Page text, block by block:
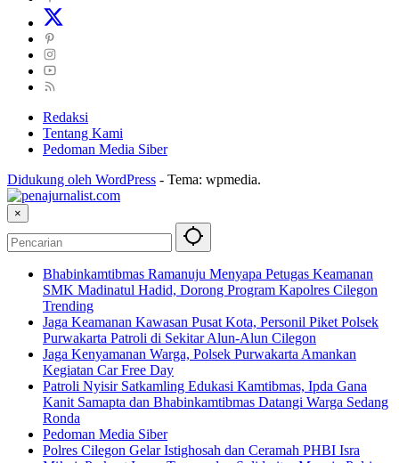
Redaksi
Tentang Kami
Pedoman Media Siber
Didukung oleh WordPress - Tema: wpmedia.
×
Bhabinkamtibmas Ramanuju Menyapa Petugas Keamanan
SMK Madinatul Hadid, Dorong Program Kapolres Cilegon
Trending
Jaga Keamanan Kawasan Pusat Kota, Personil Piket Polsek
Purwakarta Patroli di Sekitar Alun-Alun Cilegon
Jaga Kenyamanan Warga, Polsek Purwakarta Amankan
Kegiatan Car Free Day
Patroli Nyisir Satkamling Edukasi Kamtibmas, Ipda Gana
Kanit Samapta dan Bhabinkamtibmas Datangi Warga Sedang
Ronda
Pedoman Media Siber
Polres Cilegon Gelar Istighosah dan Ceramah PHBI Isra